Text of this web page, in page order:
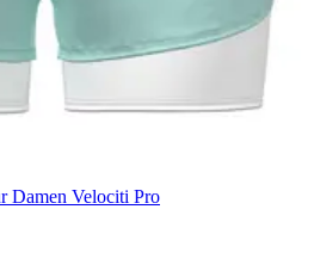
Damen Velociti Pro